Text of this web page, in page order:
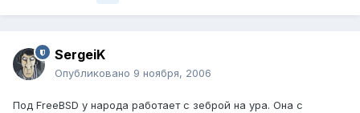
SergeiK
Опубликовано 9 ноября, 2006
Под FreeBSD у народа работает с зеброй на ура. Она с